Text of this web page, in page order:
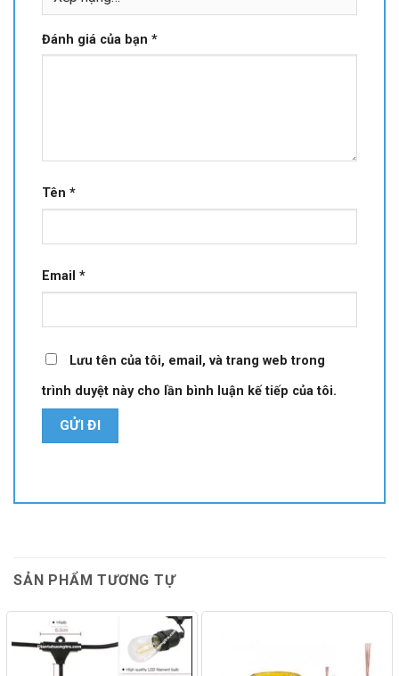
Đánh giá của bạn *
Tên *
Email *
Lưu tên của tôi, email, và trang web trong
trình duyệt này cho lần bình luận kế tiếp của tôi.
SẢN PHẨM TƯƠNG TỰ